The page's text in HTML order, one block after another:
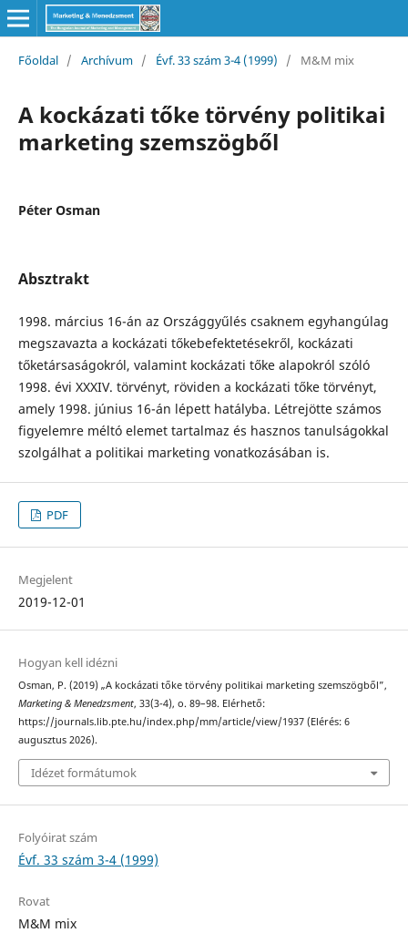
Főoldal / Archívum / Évf. 33 szám 3-4 (1999) / M&M mix
A kockázati tőke törvény politikai
marketing szemszögből
Péter Osman
Absztrakt
1998. március 16-án az Országgyűlés csaknem egyhangúlag
megszavazta a kockázati tőkebefektetésekről, kockázati
tőketársaságokról, valamint kockázati tőke alapokról szóló
1998. évi XXXIV. törvényt, röviden a kockázati tőke törvényt,
amely 1998. június 16-án lépett hatályba. Létrejötte számos
figyelemre méltó elemet tartalmaz és hasznos tanulságokkal
szolgálhat a politikai marketing vonatkozásában is.
PDF
Megjelent
2019-12-01
Hogyan kell idézni
Osman, P. (2019) „A kockázati tőke törvény politikai marketing szemszögből”,
Marketing & Menedzsment, 33(3-4), o. 89–98. Elérhető:
https://journals.lib.pte.hu/index.php/mm/article/view/1937 (Elérés: 6
augusztus 2026).
Idézet formátumok
Folyóirat szám
Évf. 33 szám 3-4 (1999)
Rovat
M&M mix